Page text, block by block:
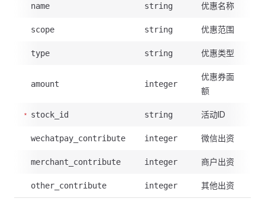
name string 优惠名称
scope string 优惠范围
type string 优惠类型
amount integer
优惠券面
额
stock_id string 活动ID
wechatpay_contribute integer 微信出资
merchant_contribute integer 商户出资
other_contribute integer 其他出资